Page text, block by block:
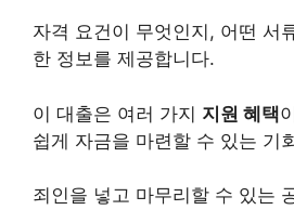
자격 요건이 무엇인지, 어떤 서
한 정보를 제공합니다.
이 대출은 여러 가지 지원 혜택
쉽게 자금을 마련할 수 있는 기
죄인을 넣고 마무리할 수 있는